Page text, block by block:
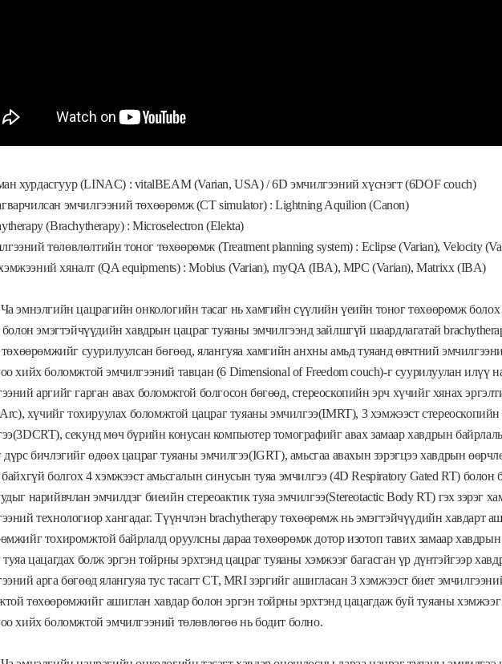
хурдасгуур (LINAC) : vitalBEAM (Varian, USA) / 6D эмчилгээний хүснэгт (6DOF couch)
эмчилгээний төхөөрөмж (CT simulator) : Lightning Aquilion (Canon)
(Brachytherapy) : Microselectron (Elekta)
төлөвлөлтийн тоног төхөөрөмж (Treatment planning system) : Eclipse (Varian), Velocity
хяналт (QA equipments) : Mobius (Varian), myQA (IBA), MPC (Varian), Matrixx (IBA)
эмнэлгийн цацрагийн онкологийн тасаг нь хамгийн сүүлийн үеийн тоног төхөөрөмж
болон эмэгтэйчүүдийн хавдрын цацраг туяаны эмчилгээнд зайлшгүй шаардлагатай
суурилуулсан бөгөөд, ялангуяа хамгийн анхны амьд туяанд өвчтний
хийх боломжтой эмчилгээний тавцан (6 Dimensional of Freedom couch)-г суурилуулан илүү
аргийг гарган авах боломжтой болгосон бөгөөд, стереоскопийн эрч хүчийг хянах
хүчийг тохируулах боломжтой цацраг туяаны эмчилгээ(IMRT), 3 хэмжээст стереоскопийн
секунд мөч бүрийн конусан компьютер томографийг авах замаар хавдрын
дүрс бичлэгийг өдөөх цацраг туяаны эмчилгээ(IGRT), амьсгаа авахын зэрэгцээ хавдрын
байхгүй болгох 4 хэмжээст амьсгалын синусын туяа эмчилгээ (4D Respiratory Gated RT)
нарийвчлан эмчилдэг биеийн стереоактик туяа эмчилгээ(Stereotactic Body RT) гэх зэрэг
технологиор хангадаг. Түүнчлэн brachytherapy төхөөрөмж нь эмэгтэйчүүдийн хавдарт
тохиромжтой байрлалд оруулсны дараа төхөөрөмж дотор изотоп тавих замаар
туяа цацагдах болж эргэн тойрны эрхтэнд цацраг туяаны хэмжээг багасган үр дүнтэйгээр
арга бөгөөд ялангуяа тус тасагт CT, MRI зэргийг ашигласан 3 хэмжээст биет
төхөөрөмжийг ашиглан хавдар болон эргэн тойрны эрхтэнд цацагдаж буй туяаны
хийх боломжтой эмчилгээний төлөвлөгөө нь бодит болно.